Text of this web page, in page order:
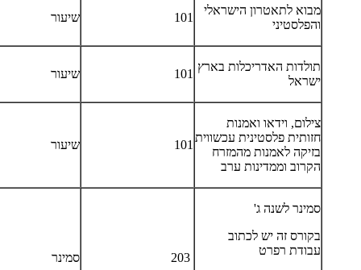
מבוא לתאטרון הישראלי
והפלסטיני
101 שיעור
תולדות האדריכלות בארץ
ישראל
101 שיעור
צילום, וידאו ואמנות
חזותית פלסטינית עכשווית
בזיקה לאמנות מהמזרח
הקרוב וממדינות ערב
101 שיעור
סמינר לשנה ג'
בקורס זה יש לכתוב
עבודת רפרט
סמינר